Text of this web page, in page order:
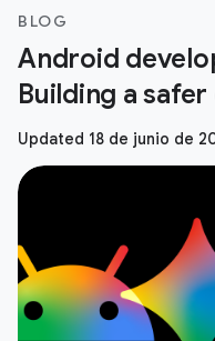
BLOG
Android
Building a
Updated 18 de junio de